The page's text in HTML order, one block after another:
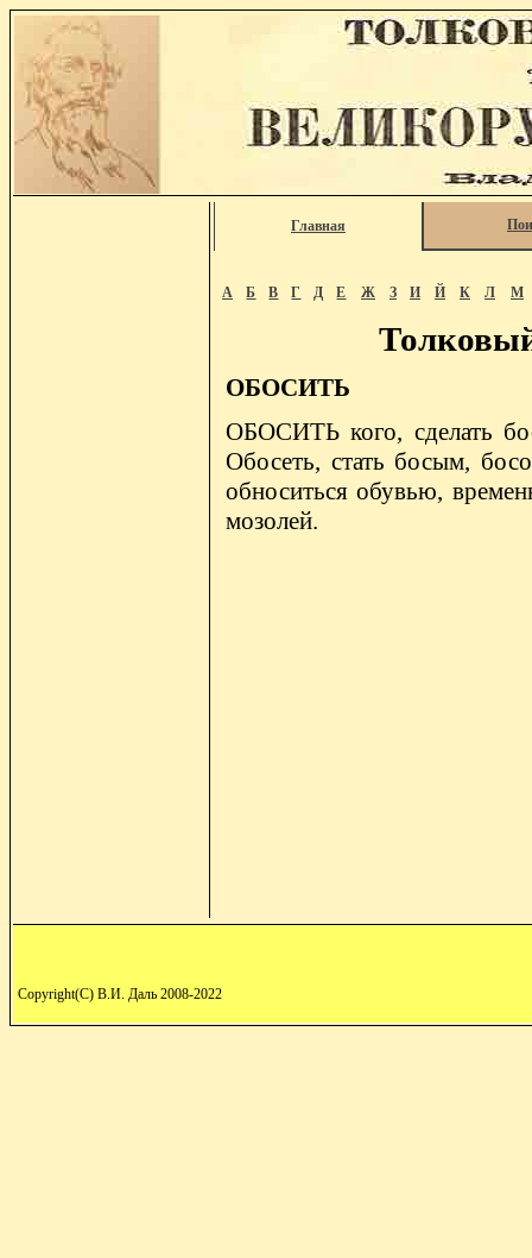
Главная
А Б В Г Д Е Ж З И Й К Л М
ОБОСИТЬ
ОБОСИТЬ кого, сделать
Обосеть, стать босым,
обноситься обувью,
мозолей.
Copyright(C) В.И. Даль 2008-2022